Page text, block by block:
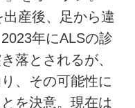
産後、足から違
年にALSの診
落とされるが、
、その可能性に
を決意。現在は